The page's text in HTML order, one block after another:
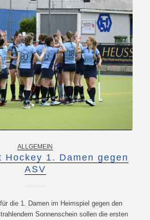
ALLGEMEIN
Hockey 1. Damen gegen
ASV
die 1. Damen im Heimspiel gegen den
Sonnenschein sollen die ersten